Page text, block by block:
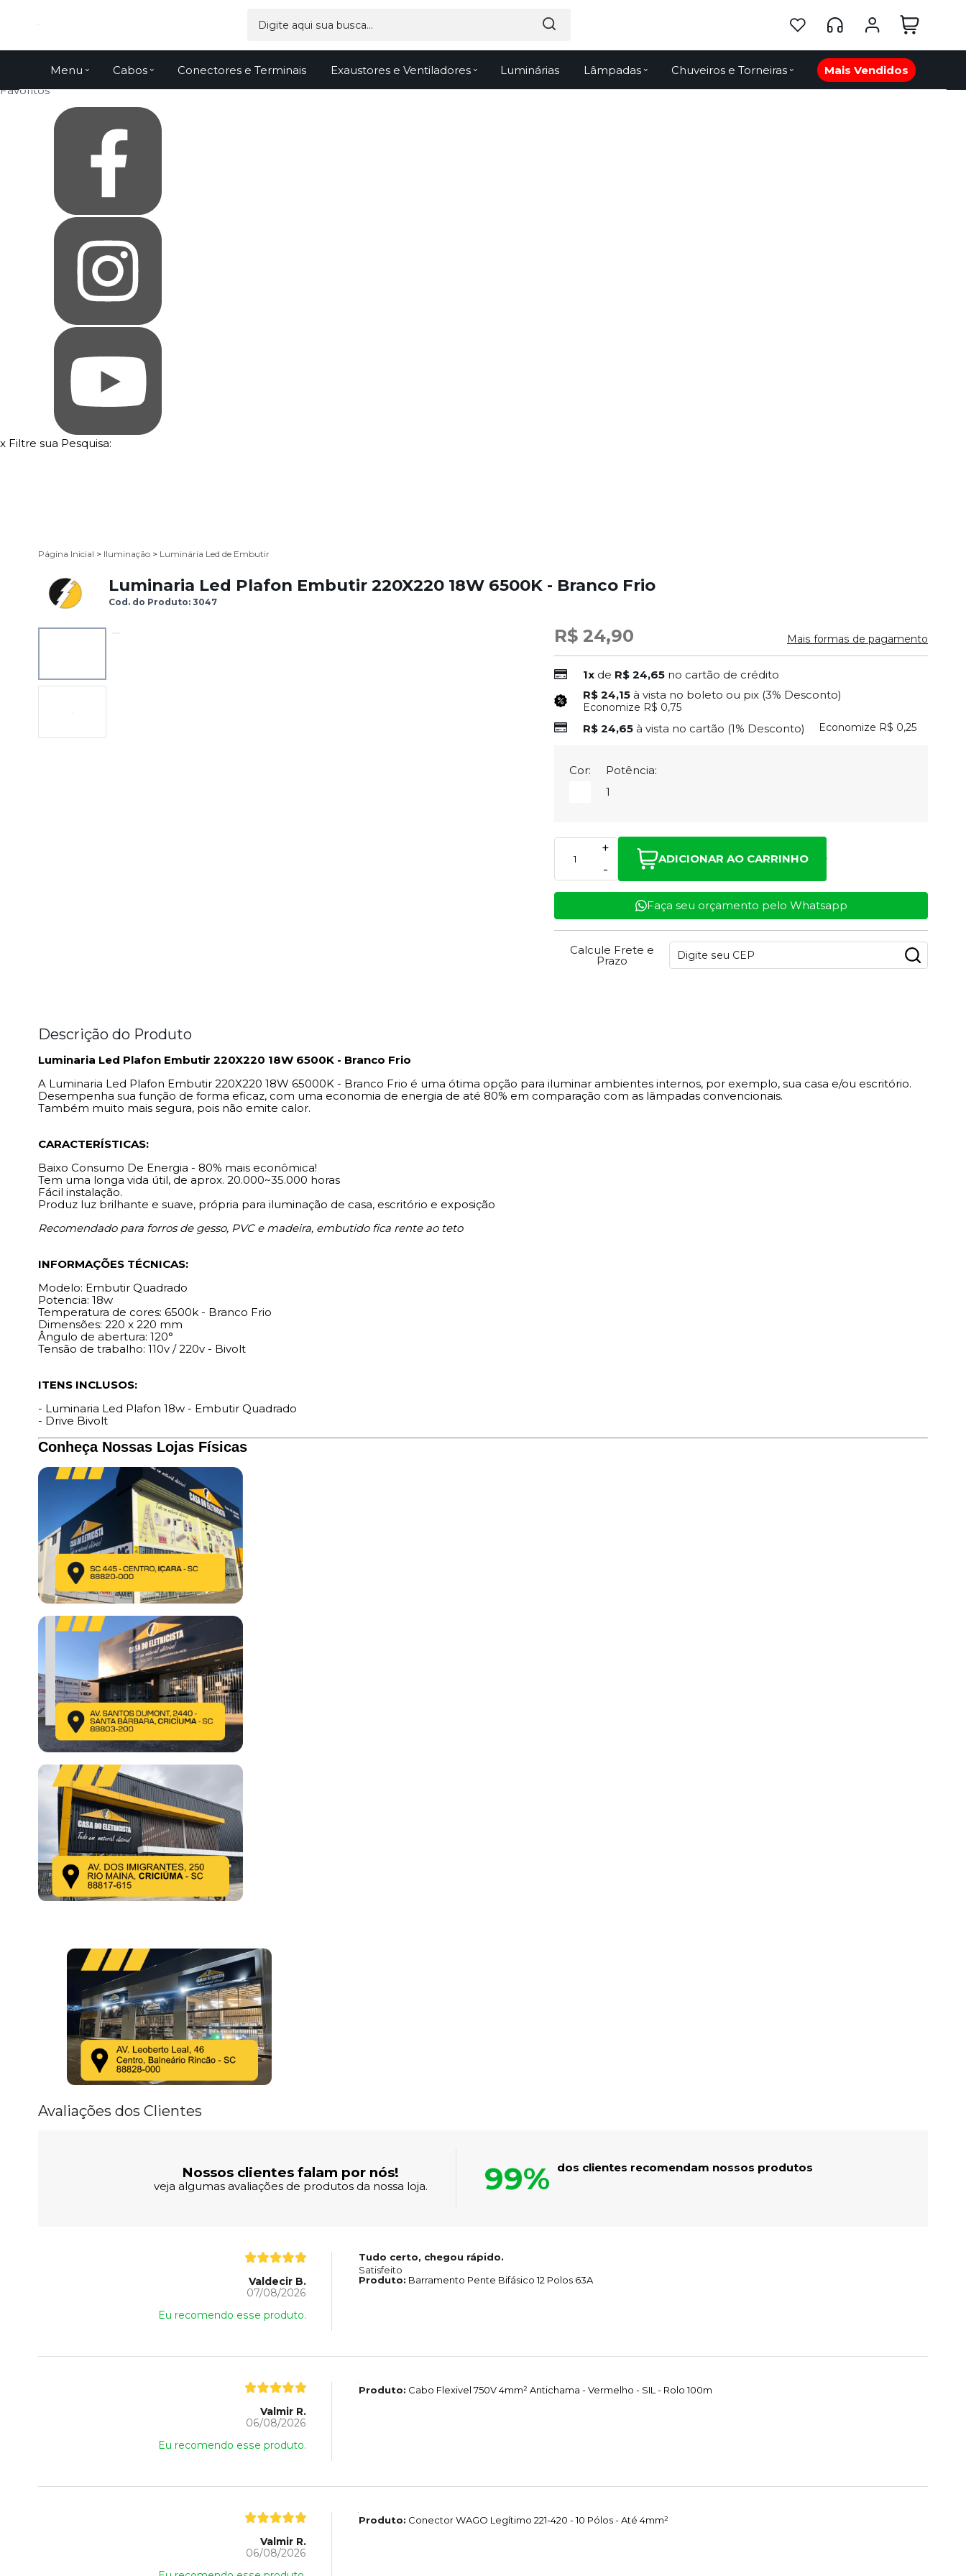
Página Inicial
Como Comprar
Fale Conosco
Venda Atacado
Favoritos
x Filtre sua Pesquisa:
Menu Cabos Conectores e Terminais Exaustores e Ventiladores Luminárias Lâmpadas Chuveiros e Torneiras Mais Vendidos
Página Inicial > Iluminação > Luminária Led de Embutir
Luminaria Led Plafon Embutir 220X220 18W 6500K - Branco Frio
Cod. do Produto: 3047
R$ 24,90 Mais formas de pagamento
1x de R$ 24,65 no cartão de crédito
R$ 24,15 à vista no boleto ou pix (3% Desconto)
Economize R$ 0,75
R$ 24,65 à vista no cartão (1% Desconto) Economize R$ 0,25
Cor:
Potência:
1
-
+
ADICIONAR AO CARRINHO
Faça seu orçamento pelo Whatsapp
Calcule Frete e
Prazo
Descrição do Produto
Luminaria Led Plafon Embutir 220X220 18W 6500K - Branco Frio
A Luminaria Led Plafon Embutir 220X220 18W 65000K - Branco Frio é uma ótima opção para iluminar ambientes internos, por exemplo, sua casa e/ou escritório.
Desempenha sua função de forma eficaz, com uma economia de energia de até 80% em comparação com as lâmpadas convencionais.
Também muito mais segura, pois não emite calor.
CARACTERÍSTICAS:
Baixo Consumo De Energia - 80% mais econômica!
Tem uma longa vida útil, de aprox. 20.000~35.000 horas
Fácil instalação.
Produz luz brilhante e suave, própria para iluminação de casa, escritório e exposição
Recomendado para forros de gesso, PVC e madeira, embutido fica rente ao teto
INFORMAÇÕES TÉCNICAS:
Modelo: Embutir Quadrado
Potencia: 18w
Temperatura de cores: 6500k - Branco Frio
Dimensões: 220 x 220 mm
ngulo de abertura: 120°
Tensão de trabalho: 110v / 220v - Bivolt
ITENS INCLUSOS:
- Luminaria Led Plafon 18w - Embutir Quadrado
- Drive Bivolt
Conheça Nossas Lojas Físicas
Avaliações dos Clientes
Nossos clientes falam por nós!
veja algumas avaliações de produtos da nossa loja. 99% dos clientes recomendam nossos produtos
Valdecir B.
07/08/2026
Eu recomendo esse produto.
Tudo certo, chegou rápido.
Satisfeito
Produto: Barramento Pente Bifásico 12 Polos 63A
Valmir R.
06/08/2026
Eu recomendo esse produto.
Produto: Cabo Flexivel 750V 4mm² Antichama - Vermelho - SIL - Rolo 100m
Valmir R.
06/08/2026
Produto: Conector WAGO Legítimo 221-420 - 10 Pólos - Até 4mm²